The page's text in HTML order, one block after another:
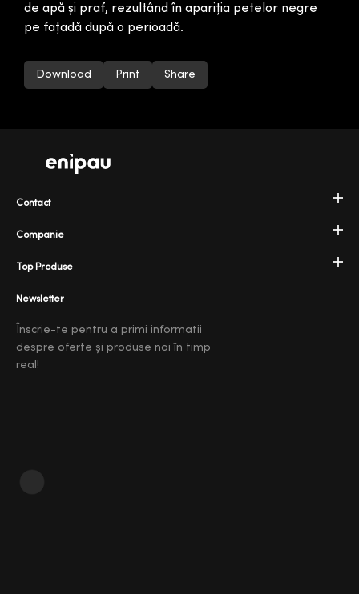
de apă și praf, rezultând în apariția petelor negre
pe fațadă după o perioadă.
Download Print Share
Companie
Top Produse
Contact
Newsletter
Înscrie-te pentru a primi informatii
despre oferte și produse noi în timp
real!